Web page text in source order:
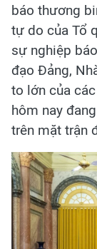
báo thương
tự do của Tổ
sự nghiệp
đạo Đảng,
to lớn của
hôm nay
trên mặt trận